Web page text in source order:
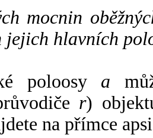
mocnin
jejich hlavních
poloosy a
r)
na přímce